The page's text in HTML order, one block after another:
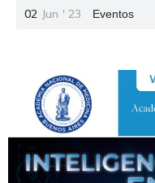
02 Jun ' 23 Eventos